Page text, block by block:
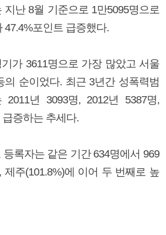
난 8월 기준으로 1만5095명으로
47.4%포인트 급증했다.
가 3611명으로 가장 많았고 서울
의 순이었다. 최근 3년간 성폭력범
2011년 3093명, 2012년 5387명,
증하는 추세다.
록자는 같은 기간 634명에서 969
제주(101.8%)에 이어 두 번째로 높